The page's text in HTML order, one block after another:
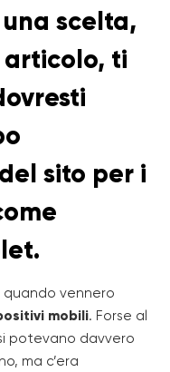
scelta,
articolo, ti
sito per i
quando vennero
mobili. Forse al
potevano davvero
ma c’era